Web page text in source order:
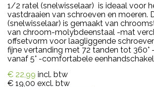
1/2 ratel (snelwisselaar) is ideaal voor
vastdraaien van schroeven en moeren.
(snelwisselaar) is gemaakt van
van chroom-molybdeenstaal -mat
offsetvorm voor laagliggende
fijne vertanding met 72 tanden tot 360°
vanaf 5° -comfortabele
€ 22,99 incl. btw
€ 19,00 excl. btw